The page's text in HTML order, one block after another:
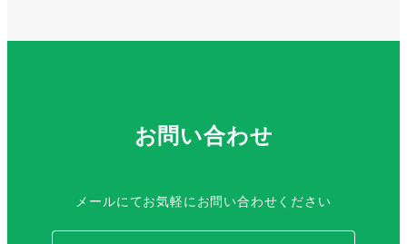
お問い合わせ
メールにてお気軽にお問い合わせください